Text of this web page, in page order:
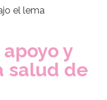
el lema
y
salud de